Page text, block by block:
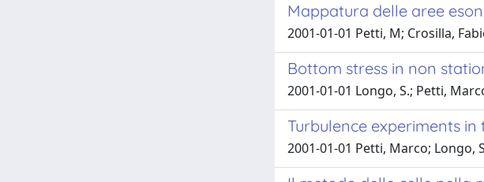
Mappatura delle aree
2001-01-01 Petti, M; Crosilla,
Bottom stress in non
2001-01-01 Longo, S.; Petti,
Turbulence experiments in
2001-01-01 Petti, Marco; Longo,